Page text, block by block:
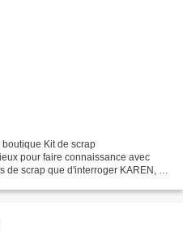
Kit de scrap
pour faire connaissance avec
scrap que d'interroger KAREN, sa